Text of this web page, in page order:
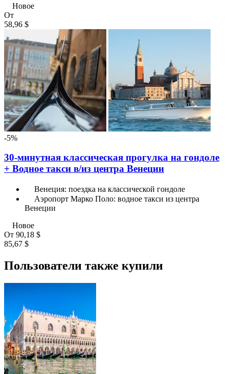
Новое
От
58,96 $
-5%
30-минутная классическая прогулка на гондоле
+ Водное такси в/из центра Венеции
Венеция: поездка на классической гондоле
Аэропорт Марко Поло: водное такси из центра
Венеции
Новое
От 90,18 $
85,67 $
Пользователи также купили